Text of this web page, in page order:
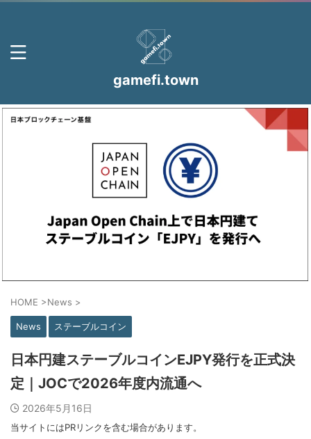
gamefi.town
HOME >News >
News ステーブルコイン
日本円建ステーブルコインEJPY発行を正式決
定｜JOCで2026年度内流通へ
2026年5月16日
当サイトにはPRリンクを含む場合があります。